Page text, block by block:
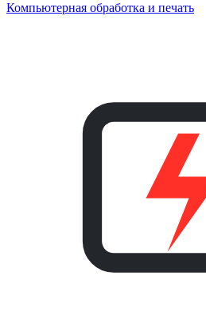
Компьютерная обработка и печать